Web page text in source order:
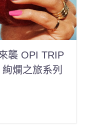
襲 OPI TRIP
爛之旅系列